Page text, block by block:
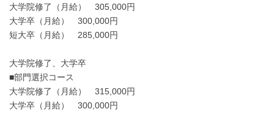
大学院修了（月給） 305,000円
大学卒（月給） 300,000円
短大卒（月給） 285,000円
大学院修了、大学卒
■部門選択コース
大学院修了（月給） 315,000円
大学卒（月給） 300,000円